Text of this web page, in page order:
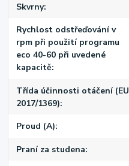
Skvrny
Rychlost odstřeďování v
rpm při použití programu
eco 40-60 při uvedené
kapacitě
Třída účinnosti otáčení (EU
2017/1369)
Proud (A)
Praní za studena